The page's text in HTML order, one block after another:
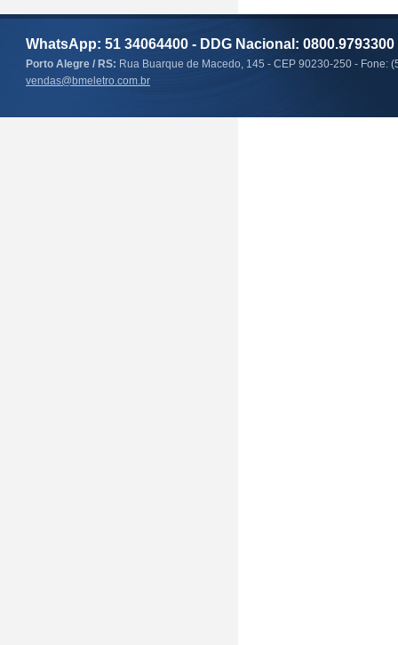
WhatsApp: 51 34064400 - DDG Nacional: 0800.9793300
Porto Alegre / RS: Rua Buarque de Macedo, 145 - CEP 90230-250 - Fone:
vendas@bmeletro.com.br